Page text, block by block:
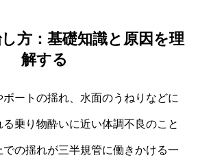
方：基礎知識と原因を理
解する
ートの揺れ、水面のうねりなどに
乗り物酔いに近い体調不良のこと
の揺れが三半規管に働きかける一